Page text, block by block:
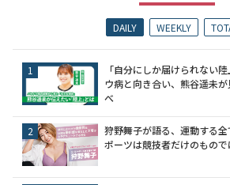
DAILY WEEKLY
「自分にしか届けられない
ウ病と向き合い、熊谷遥未
べ
狩野舞子が語る、運動する
ポーツは競技者だけのもので